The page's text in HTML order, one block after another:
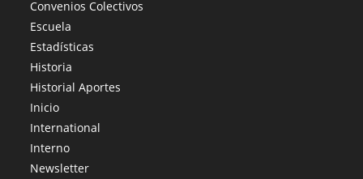
Convenios Colectivos
Escuela
Estadísticas
Historia
Historial Aportes
Inicio
International
Interno
Newsletter